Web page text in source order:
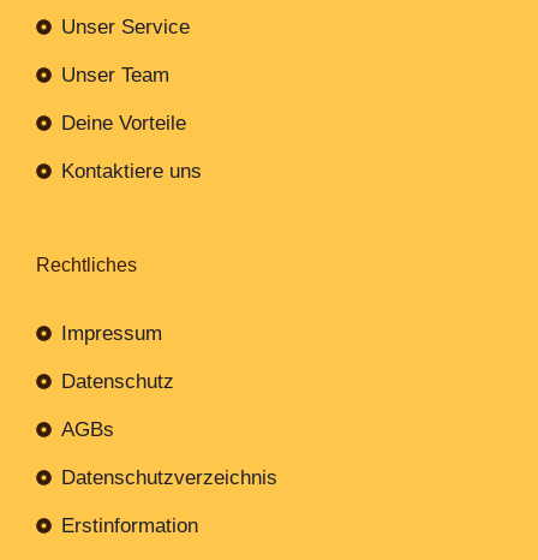
Unser Service
Unser Team
Deine Vorteile
Kontaktiere uns
Rechtliches
Impressum
Datenschutz
AGBs
Datenschutzverzeichnis
Erstinformation